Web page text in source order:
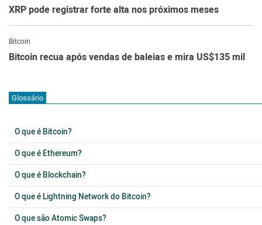
XRP pode registrar forte alta nos próximos meses
Bitcoin
Bitcoin recua após vendas de baleias e mira US$135 mil
Glossário
O que é Bitcoin?
O que é Ethereum?
O que é Blockchain?
O que é Lightning Network do Bitcoin?
O que são Atomic Swaps?